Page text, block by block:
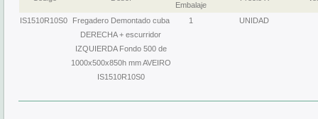
Embalaje
IS1510R10S0
Fregadero Demontado cuba
DERECHA + escurridor
IZQUIERDA Fondo 500 de
1000x500x850h mm AVEIRO
IS1510R10S0
1 UNIDAD